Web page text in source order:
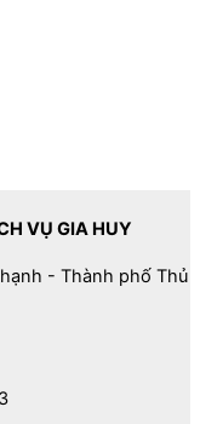
VỤ GIA HUY
- Thành phố Thủ